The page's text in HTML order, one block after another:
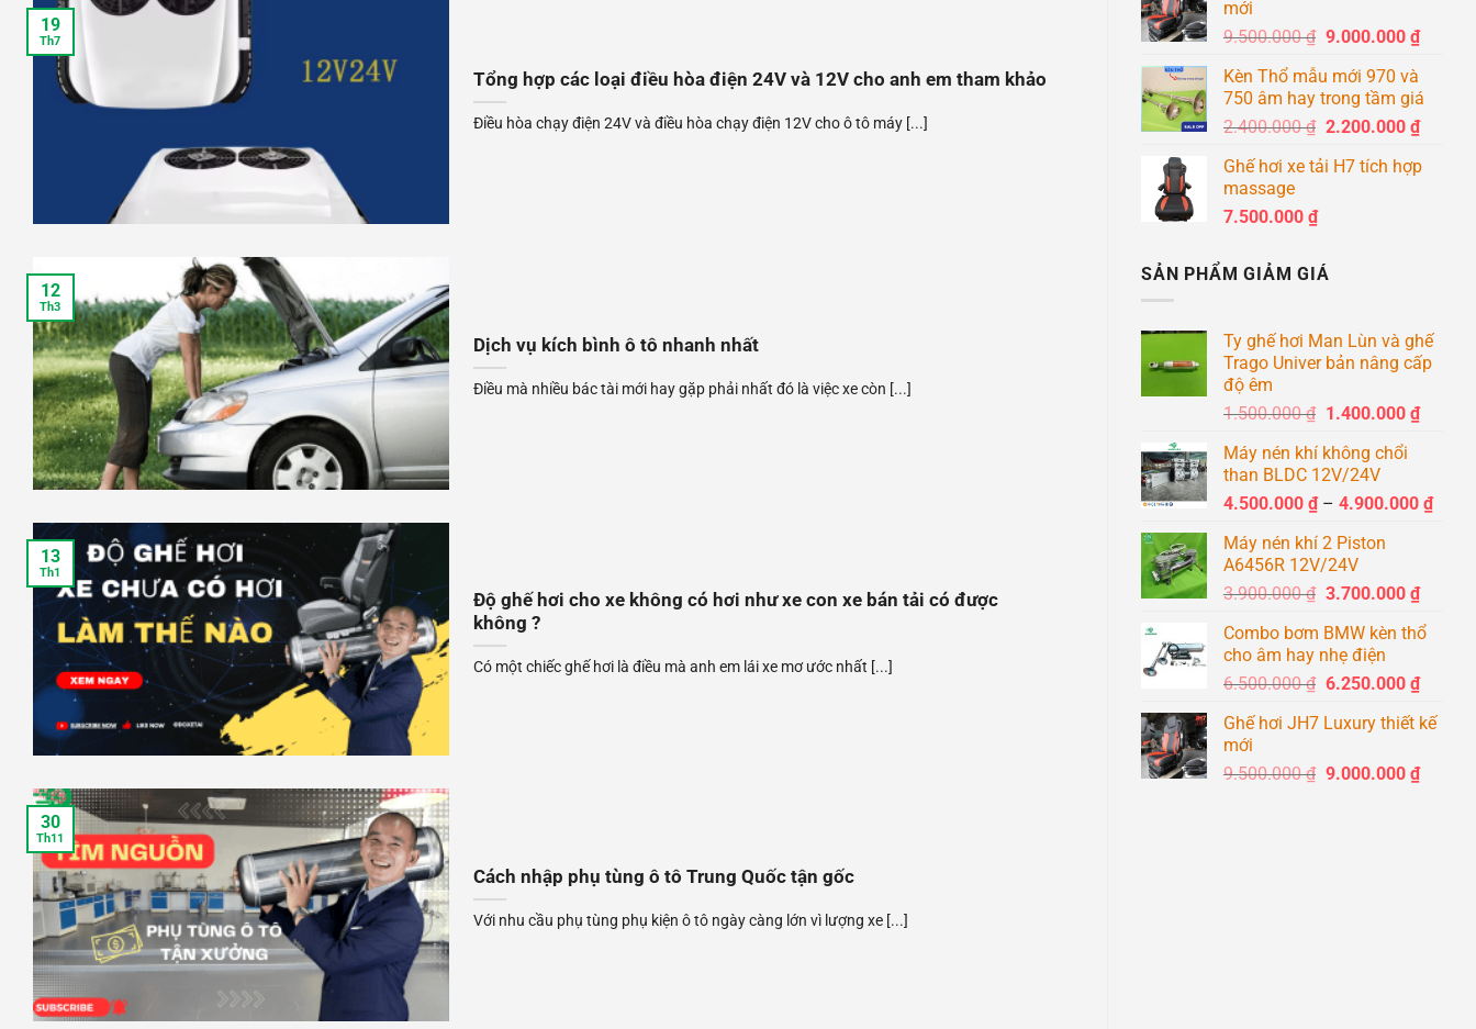
Tổng hợp các loại điều hòa điện 24V và 12V cho anh em tham khảo
Điều hòa chạy điện 24V và điều hòa chạy điện 12V cho ô tô máy [...]
19
Th7
Dịch vụ kích bình ô tô nhanh nhất
Điều mà nhiều bác tài mới hay gặp phải nhất đó là việc xe còn [...]
12
Th3
Độ ghế hơi cho xe không có hơi như xe con xe bán tải có được
không ?
Có một chiếc ghế hơi là điều mà anh em lái xe mơ ước nhất [...]
13
Th1
Cách nhập phụ tùng ô tô Trung Quốc tận gốc
Với nhu cầu phụ tùng phụ kiện ô tô ngày càng lớn vì lượng xe [...]
30
Th11
mới
9.500.000₫ Giá
là:
9.500.000 ₫.
9.000.000 ₫Giá
là:
Kèn Thổ mẫu mới 970 và
750 âm hay trong tầm giá
2.400.000₫ Giá
là:
2.200.000 ₫Giá
tại
Ghế hơi xe tải H7 tích hợp
massage
7.500.000 ₫
SẢN PHẨM GIẢM GIÁ
Ty ghế hơi Man Lùn và ghế
Trago Univer bản nâng cấp
độ êm
1.500.000₫ Giá
là:
1.500.000 ₫.
1.400.000 ₫Giá
Máy nén khí không chổi
than BLDC 12V/24V
4.500.000 ₫ – 4.900.000 ₫
Máy nén khí 2 Piston
A6456R 12V/24V
3.900.000₫ Giá
là:
3.900.000 ₫.
3.700.000 ₫Giá
tại
Combo bơm BMW kèn thổ
cho âm hay nhẹ điện
6.500.000₫ Giá
là:
6.250.000 ₫Giá
tại
Ghế hơi JH7 Luxury thiết kế
mới
9.500.000₫ Giá
9.000.000 ₫Giá